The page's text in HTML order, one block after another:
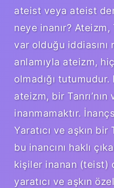
ateist veya ateist
neye inanır? Ateizm,
var olduğu
anlamıyla ateizm,
olmadığı
ateizm, bir Tanrı’nın
inanmamaktır.
Yaratıcı ve aşkın bir
bu inancını haklı
kişiler inanan (teist)
yaratıcı ve aşkın